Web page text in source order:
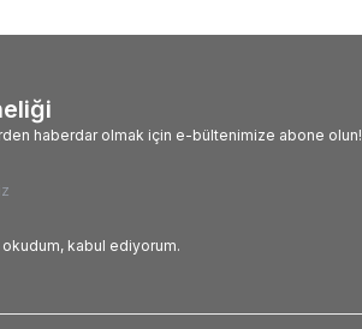
haberdar olmak için e-bültenimize abone olun!
okudum, kabul ediyorum.